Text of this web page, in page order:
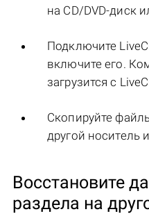
на CD/DVD-диск
Подключите
включите его.
загрузится с
Скопируйте
другой носитель
Восстановите
раздела на